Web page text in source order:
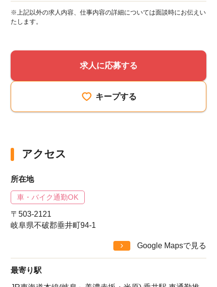
※上記以外の求人内容、仕事内容の詳細については面談時にお伝えい
たします。
求人に応募する
キープする
アクセス
所在地
車・バイク通勤OK
〒503-2121
岐阜県不破郡垂井町94-1
Google Mapsで見る
最寄り駅